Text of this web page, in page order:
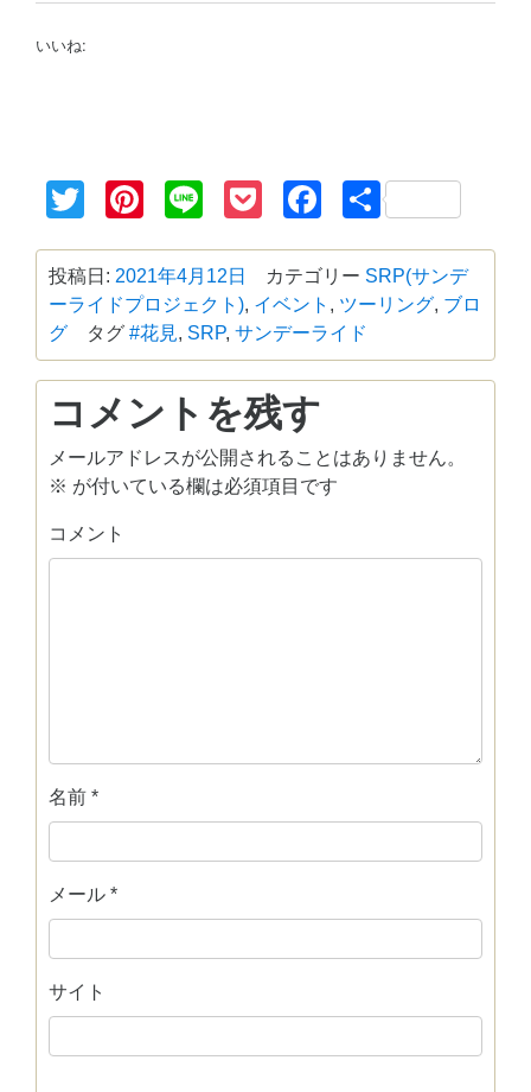
いいね:
TwitterPinterest
Line PocketFacebook
共
投稿日: 2021年4月12日 カテゴリー SRP(サンデ
ーライドプロジェクト), イベント , ツーリング, ブロ
グ
タグ #花見, SRP, サンデーライド
コメントを残す
メールアドレスが公開されることはありません。
※ が付いている欄は必須項目です
コメント
名前 *
メール *
サイト